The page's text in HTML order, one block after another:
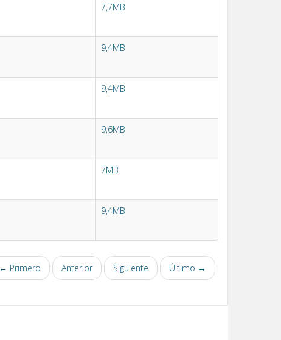
7,7MB
9,4MB
9,4MB
9,6MB
7MB
9,4MB
← Primero Anterior Siguiente Último →